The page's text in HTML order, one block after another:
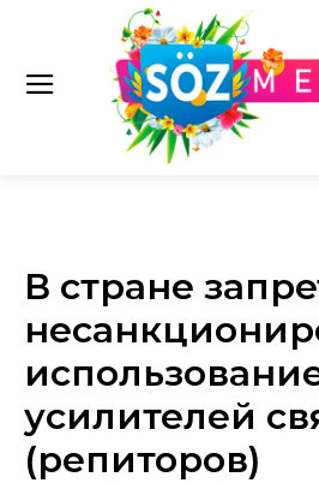
В стране
усилителей
(репиторов)